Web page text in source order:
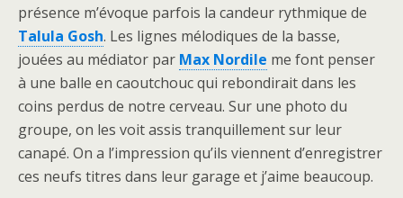
présence m’évoque parfois la candeur rythmique de
Talula Gosh. Les lignes mélodiques de la basse,
jouées au médiator par Max Nordile me font penser
à une balle en caoutchouc qui rebondirait dans les
coins perdus de notre cerveau. Sur une photo du
groupe, on les voit assis tranquillement sur leur
canapé. On a l’impression qu’ils viennent d’enregistrer
ces neufs titres dans leur garage et j’aime beaucoup.